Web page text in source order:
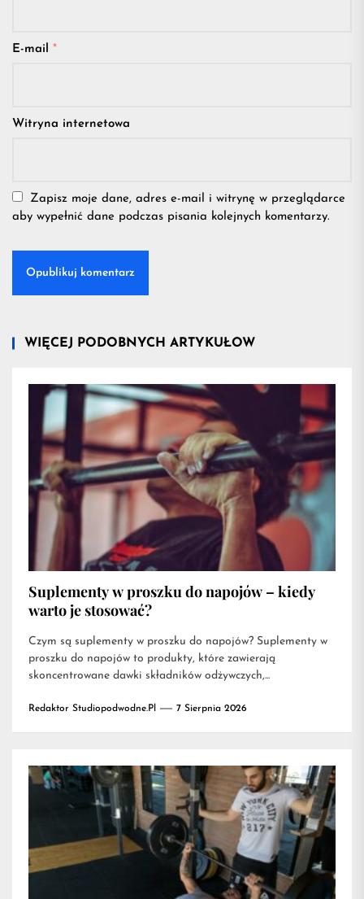
E-mail *
Witryna internetowa
Zapisz moje dane, adres e-mail i witrynę w przeglądarce
aby wypełnić dane podczas pisania kolejnych komentarzy.
WIĘCEJ PODOBNYCH ARTYKUŁÓW
Suplementy w proszku do napojów – kiedy
warto je stosować?
Czym są suplementy w proszku do napojów? Suplementy w
proszku do napojów to produkty, które zawierają
skoncentrowane dawki składników odżywczych,...
Redaktor Studiopodwodne.pl 7 Sierpnia 2026